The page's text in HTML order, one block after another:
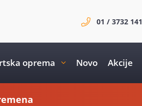
01 / 3732 141
oprema Novo Akcije